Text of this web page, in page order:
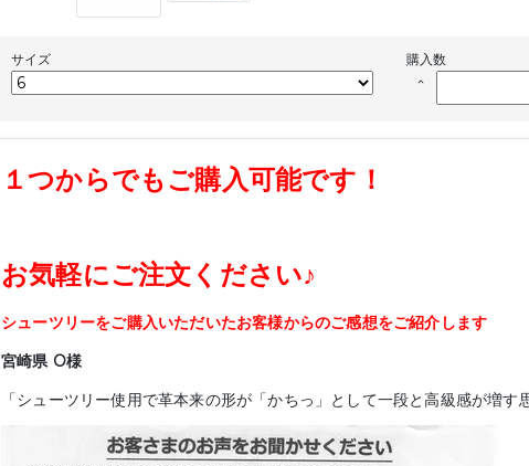
サイズ 購入数
keyboard_arrow_up
１つからでもご購入可能です！
お気軽にご注文ください♪
シューツリーをご購入いただいたお客様からのご感想をご紹介します
宮崎県 O様
「シューツリー使用で革本来の形が「かちっ」として一段と高級感が増す